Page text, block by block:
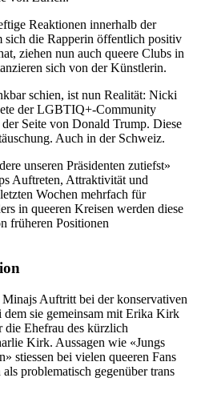
Reaktionen innerhalb der
sich die Rapperin öffentlich positiv
ziehen nun auch queere Clubs in
sich von der Künstlerin.
schien, ist nun Realität: Nicki
der LGBTIQ+-Community
Seite von Donald Trump. Diese
Auch in der Schweiz.
unseren Präsidenten zutiefst»
Auftreten, Attraktivität und
Wochen mehrfach für
in queeren Kreisen werden diese
früheren Positionen
Auftritt bei der konservativen
dem sie gemeinsam mit Erika Kirk
die Ehefrau des kürzlich
Kirk. Aussagen wie «Jungs
stiessen bei vielen queeren Fans
problematisch gegenüber trans